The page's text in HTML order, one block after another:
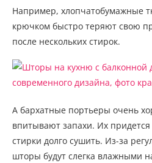
Например, хлопчатобумажные
крючком быстро теряют свою
после нескольких стирок.
А бархатные портьеры очень
впитывают запахи. Их придется
стирки долго сушить. Из-за
шторы будут слегка влажными